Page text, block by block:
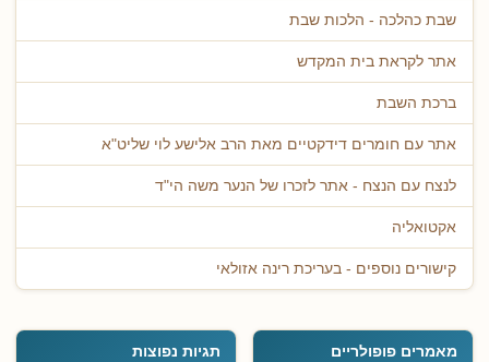
שבת כהלכה - הלכות שבת
אתר לקראת בית המקדש
ברכת השבת
אתר עם חומרים דידקטיים מאת הרב אלישע לוי שליט"א
לנצח עם הנצח - אתר לזכרו של הנער משה הי"ד
אקטואליה
קישורים נוספים - בעריכת רינה אזולאי
מאמרים פופולריים תגיות נפוצות